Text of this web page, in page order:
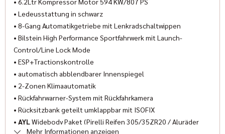
Innenausstattung
Leder
Airbag
Frontairbags
✓ Xenon-Scheinwerfer
✓ Servolenkung
✓ Sportsitze
✓ Traktionskontrolle
✓ Reifendruckkontrolle
✓ Navigationssystem
• Ledeusstattung in schwarz
• 8-Gang Automatikgetriebe mit Lenkradschaltwippen
• Bilstein High Performance Sportfahrwerk mit Launch-
Control/Line Lock Mode
• ESP+Tractionskontrolle
• automatisch abblendbarer Innenspiegel
• 2-Zonen Klimaautomatik
• Rückfahrwarner-System mit Rückfahrkamera
• Rücksitzbank geteilt umklappbar mit ISOFIX
• AYLWidebody Paket (Pirelli Reifen 305/35ZR20 / Aluräder
Mehr Informationen anzeigen